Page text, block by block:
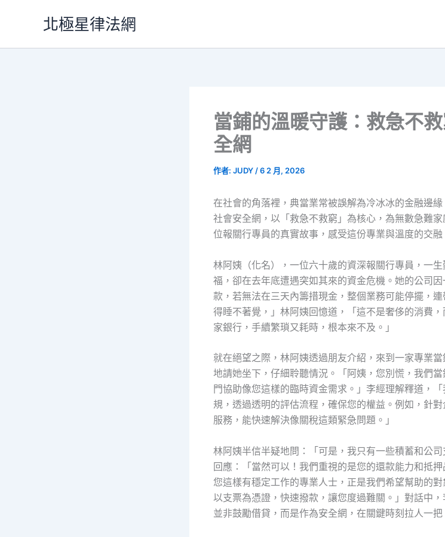
北極星律法網
當鋪的溫暖守護：救急不
全網
作者: JUDY /6 2 月, 2026
在社會的角落裡，典當業常被誤解為冷冰冰的金融邊
社會安全網，以「救急不救窮」為核心，為無數急難
位報關行專員的真實故事，感受這份專業與溫度的交融
林阿姨（化名），一位六十歲的資深報關行專員，一
福，卻在去年底遭遇突如其來的資金危機。她的公司
款，若無法在三天內籌措現金，整個業務可能停擺，
得睡不著覺，」林阿姨回憶道，「這不是奢侈的消費
家銀行，手續繁瑣又耗時，根本來不及。」
就在絕望之際，林阿姨透過朋友介紹，來到一家專業
地請她坐下，仔細聆聽情況。「阿姨，您別慌，我們
門協助像您這樣的臨時資金需求。」李經理解釋道，
規，透過透明的評估流程，確保您的權益。例如，針
服務，能快速解決像關稅這類緊急問題。」
林阿姨半信半疑地問：「可是，我只有一些積蓄和公
回應：「當然可以！我們重視的是您的還款能力和抵
您這樣有穩定工作的專業人士，正是我們希望幫助的對
以支票為憑證，快速撥款，讓您度過難關。」對話中
並非鼓勵借貸，而是作為安全網，在關鍵時刻拉人一把